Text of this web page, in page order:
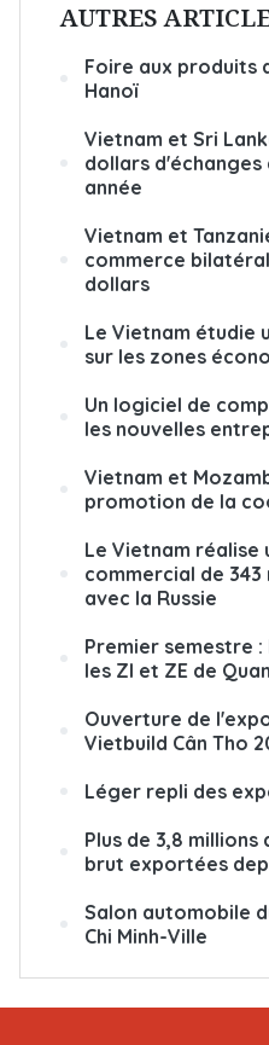
AUTRES
Foire aux produits
Hanoï
Vietnam et Sri
dollars
année
Vietnam et
commerce
dollars
Le Vietnam étudie
sur les zones
Un logiciel de
les nouvelles
Vietnam et
promotion de la
Le Vietnam réalise
commercial de
avec la Russie
Premier semestre :
les ZI et ZE de
Ouverture de
Vietbuild Cân Tho
Léger repli des
Plus de 3,8
brut exportées
Salon automobile
Chi Minh-Ville